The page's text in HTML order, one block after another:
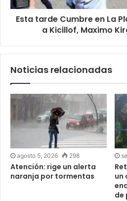
Esta tarde Cumbre en La
a Kicillof, Maximo
Noticias relacionadas
agosto 5, 2026 298
Atención: rige un alerta
naranja por tormentas
un
de